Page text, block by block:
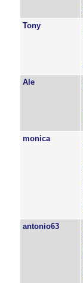
Tony
Ale
monica
antonio63